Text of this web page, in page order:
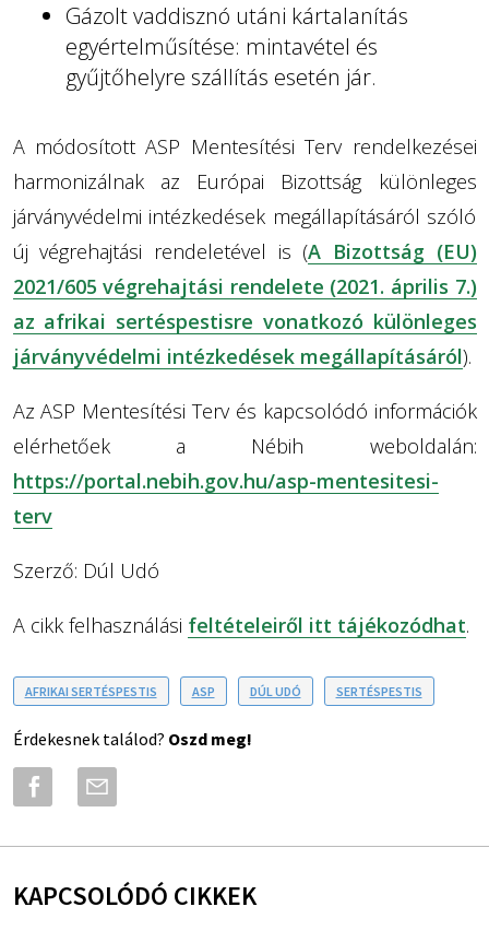
Gázolt vaddisznó utáni kártalanítás
egyértelműsítése: mintavétel és
gyűjtőhelyre szállítás esetén jár.
A módosított ASP Mentesítési Terv rendelkezései
harmonizálnak az Európai Bizottság különleges
járványvédelmi intézkedések megállapításáról szóló
új végrehajtási rendeletével is (A Bizottság (EU)
2021/605 végrehajtási rendelete (2021. április 7.)
az afrikai sertéspestisre vonatkozó különleges
járványvédelmi intézkedések megállapításáról).
Az ASP Mentesítési Terv és kapcsolódó információk
elérhetőek a Nébih weboldalán:
https://portal.nebih.gov.hu/asp-mentesitesi-
terv
Szerző: Dúl Udó
A cikk felhasználási feltételeiről itt tájékozódhat.
AFRIKAI SERTÉSPESTIS ASP DÚL UDÓ SERTÉSPESTIS
Érdekesnek találod? Oszd meg!
KAPCSOLÓDÓ CIKKEK